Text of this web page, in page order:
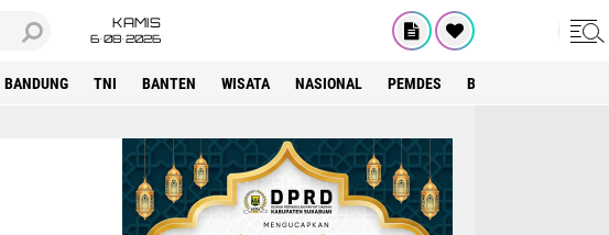
KAMIS
6•08•2026
BANDUNG TNI BANTEN WISATA NASIONAL PEMDES BOGOR